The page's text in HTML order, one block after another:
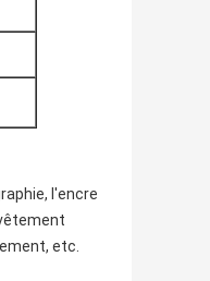
l'encre
etc.